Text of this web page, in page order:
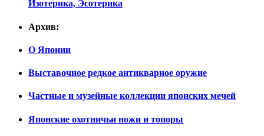
Изотерика, Эсотерика
Архив:
О Японии
Выставочное редкое антикварное оружие
Частные и музейные коллекции японских мечей
Японские охотничьи ножи и топоры